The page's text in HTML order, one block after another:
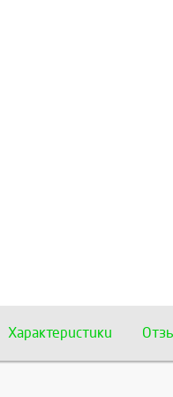
Характеристики